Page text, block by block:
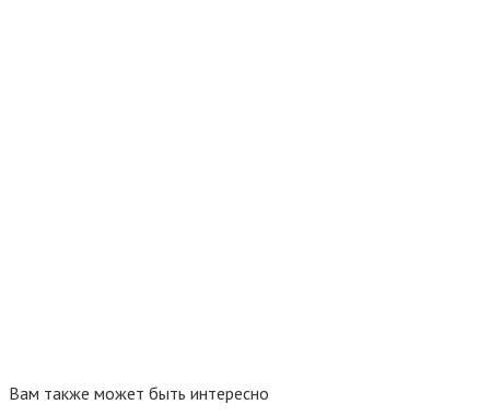
Вам также может быть интересно